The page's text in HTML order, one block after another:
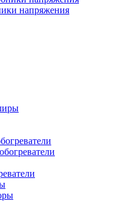
напряжения